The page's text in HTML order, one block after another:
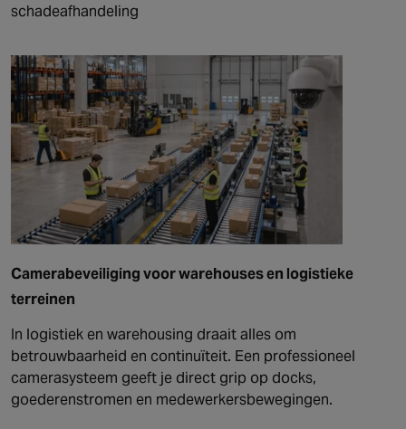
schadeafhandeling
Camerabeveiliging voor warehouses en logistieke
terreinen
In logistiek en warehousing draait alles om
betrouwbaarheid en continuïteit. Een professioneel
camerasysteem geeft je direct grip op docks,
goederenstromen en medewerkersbewegingen.